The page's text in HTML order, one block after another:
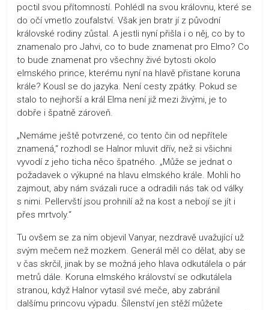
poctil svou přítomností. Pohlédl na svou královnu, které se
do očí vmetlo zoufalství. Však jen bratr jí z původní
královské rodiny zůstal. A jestli nyní přišla i o něj, co by to
znamenalo pro Jahvi, co to bude znamenat pro Elmo? Co
to bude znamenat pro všechny živé bytosti okolo
elmského prince, kterému nyní na hlavě přistane koruna
krále? Kousl se do jazyka. Není cesty zpátky. Pokud se
stalo to nejhorší a král Elma není již mezi živými, je to
dobře i špatně zároveň.
„Nemáme ještě potvrzené, co tento čin od nepřítele
znamená,“ rozhodl se Halnor mluvit dřív, než si všichni
vyvodí z jeho ticha něco špatného. „Může se jednat o
požadavek o výkupné na hlavu elmského krále. Mohli ho
zajmout, aby nám svázali ruce a odradili nás tak od války
s nimi. Pellervští jsou prohnilí až na kost a nebojí se jít i
přes mrtvoly.“
Tu ovšem se za ním objevil Vanyar, nezdravě uvažující už
svým mečem než mozkem. Generál měl co dělat, aby se
v čas skrčil, jinak by se možná jeho hlava odkutálela o pár
metrů dále. Koruna elmského království se odkutálela
stranou, když Halnor vytasil své meče, aby zabránil
dalšímu princovu výpadu. Šílenství jen stěží můžete